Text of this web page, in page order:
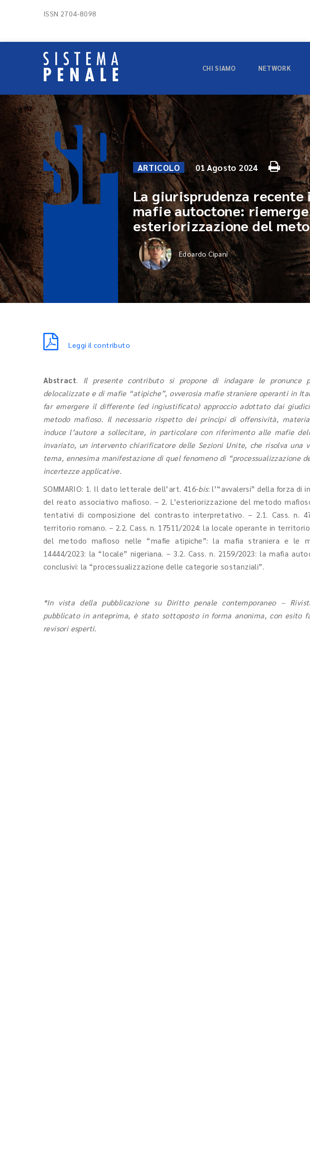
ISSN 2704-8098
CHI SIAMO NETWORK
ARTICOLO 01 Agosto 2024
La giurisprudenza
mafie autoctone:
esteriorizzazione del
Edoardo Cipani
Leggi il contributo
Abstract.
Il presente contributo si propone di indagare le
delocalizzate e di mafie “atipiche”, ovverosia mafie straniere operanti in
far emergere il differente (ed ingiustificato) approccio adottato dai
metodo mafioso. Il necessario rispetto dei principi di offensività,
induce l’autore a sollecitare, in particolare con riferimento alle mafie
invariato, un intervento chiarificatore delle Sezioni Unite, che risolva una
tema, ennesima manifestazione di quel fenomeno di “processualizzazione
incertezze applicative.
SOMMARIO: 1. Il dato letterale dell’art. 416-bis: l’“avvalersi” della forza di
del reato associativo mafioso. – 2. L’esteriorizzazione del metodo
tentativi di composizione del contrasto interpretativo. – 2.1. Cass. n.
territorio romano. – 2.2. Cass. n. 17511/2024: la locale operante in
del metodo mafioso nelle “mafie atipiche”: la mafia straniera e le
14444/2023: la “locale” nigeriana. – 3.2. Cass. n. 2159/2023: la mafia
conclusivi: la “processualizzazione delle categorie sostanziali”.
*In vista della pubblicazione su Diritto penale contemporaneo –
pubblicato in anteprima, è stato sottoposto in forma anonima, con esito
revisori esperti.